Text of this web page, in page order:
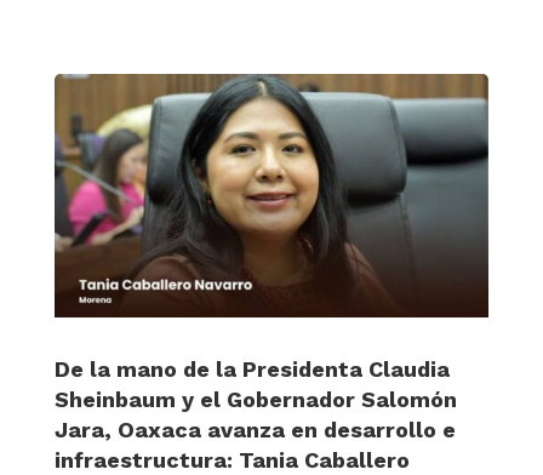
De la mano de la Presidenta Claudia
Sheinbaum y el Gobernador Salomón
Jara, Oaxaca avanza en desarrollo e
infraestructura: Tania Caballero